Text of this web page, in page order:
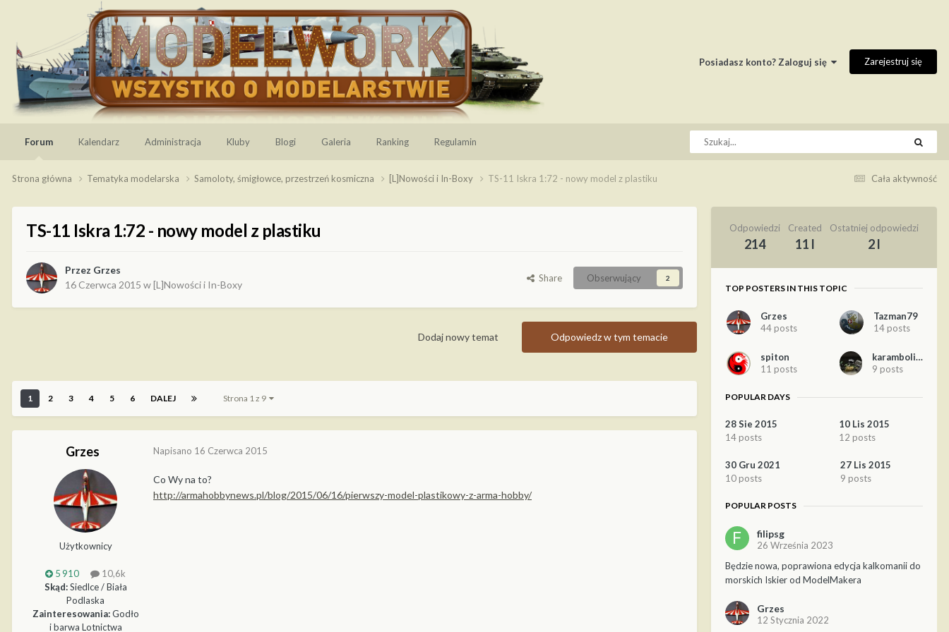
Posiadasz konto? Zaloguj się Zarejestruj się
Forum Kalendarz Administracja Kluby Blogi Galeria Ranking Regulamin
Cała aktywność
Strona główna Tematyka modelarska Samoloty, śmigłowce, przestrzeń kosmiczna [L]Nowości i In-Boxy TS-11 Iskra 1:72 - nowy model z plastiku
TS-11 Iskra 1:72 - nowy model z plastiku
Przez Grzes
16 Czerwca 2015 w[L]Nowości i In-Boxy
Share Obserwujący 2
Odpowiedz w tym temacie
Dodaj nowy temat
1 2 3 4 5 6 DALEJ Strona 1 z 9
Grzes
Użytkownicy
5 910
10,6k
Skąd:Siedlce / Biała
Podlaska
Zainteresowania:Godło
i barwa Lotnictwa
Napisano 16 Czerwca 2015
Co Wy na to?
http://armahobbynews.pl/blog/2015/06/16/pierwszy-model-plastikowy-z-arma-hobby/
Odpowiedzi
214
Created
11 l
Ostatniej odpowiedzi
2 l
TOP POSTERS IN THIS TOPIC
Grzes
44 posts
Tazman79
14 posts
spiton
11 posts
karambolis8
9 posts
POPULAR DAYS
28 Sie 2015
14 posts
10 Lis 2015
12 posts
30 Gru 2021
10 posts
27 Lis 2015
9 posts
POPULAR POSTS
filipsg
26 Września 2023
Będzie nowa, poprawiona edycja kalkomanii do
morskich Iskier od ModelMakera
Grzes
12 Stycznia 2022